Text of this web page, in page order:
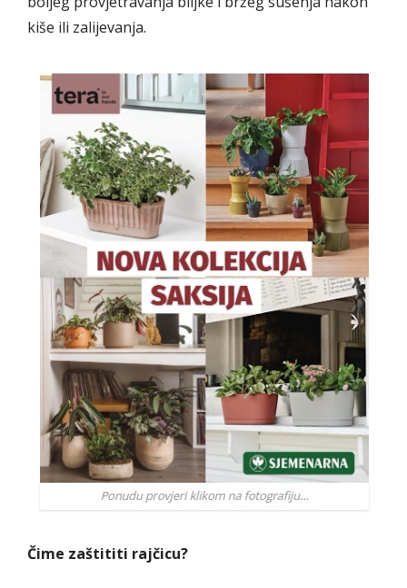
kiše ili zalijevanja.
Čime zaštititi rajčicu?